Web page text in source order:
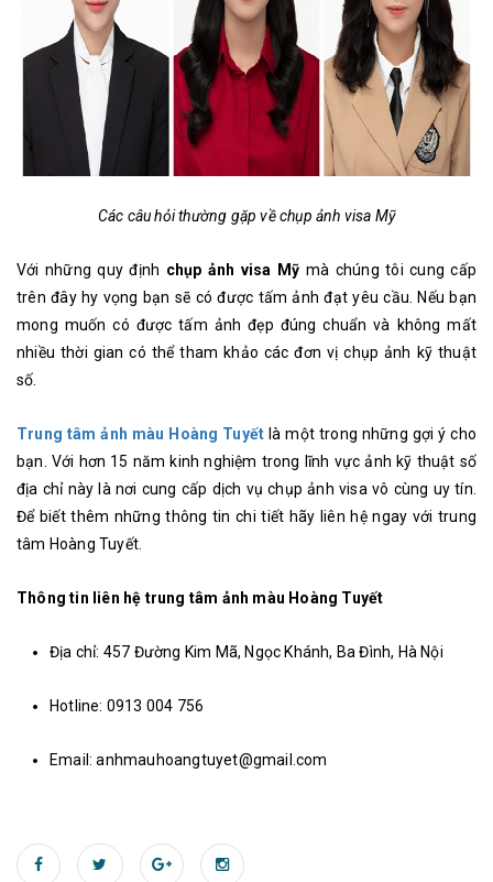
Các câu hỏi thường gặp về chụp ảnh visa Mỹ
Với những quy định chụp ảnh visa Mỹ mà chúng tôi cung cấp
trên đây hy vọng bạn sẽ có được tấm ảnh đạt yêu cầu. Nếu bạn
mong muốn có được tấm ảnh đẹp đúng chuẩn và không mất
nhiều thời gian có thể tham khảo các đơn vị chụp ảnh kỹ thuật
số.
Trung tâm ảnh màu Hoàng Tuyết là một trong những gợi ý cho
bạn. Với hơn 15 năm kinh nghiệm trong lĩnh vực ảnh kỹ thuật số
địa chỉ này là nơi cung cấp dịch vụ chụp ảnh visa vô cùng uy tín.
Để biết thêm những thông tin chi tiết hãy liên hệ ngay với trung
tâm Hoàng Tuyết.
Thông tin liên hệ trung tâm ảnh màu Hoàng Tuyết
Địa chỉ: 457 Đường Kim Mã, Ngọc Khánh, Ba Đình, Hà Nội
Hotline: 0913 004 756
Email: anhmauhoangtuyet@gmail.com